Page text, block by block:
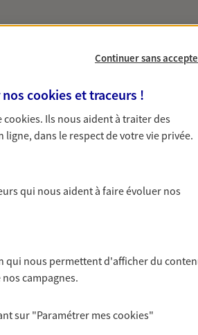
Continuer sans
cookies et traceurs !
cookies. Ils nous aident à traiter des
dans le respect de votre vie privée.
qui nous aident à faire évoluer nos
qui nous permettent d'afficher du
campagnes.
sur "Paramétrer mescookies"